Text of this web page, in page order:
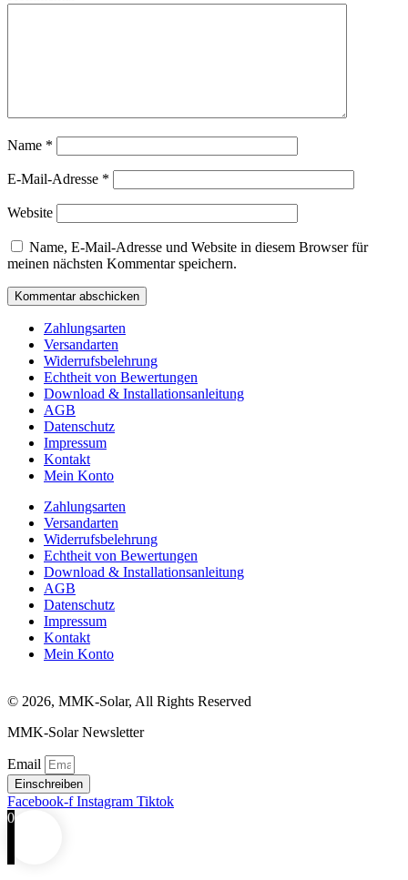
Name *
E-Mail-Adresse *
Website
Name, E-Mail-Adresse und Website in diesem Browser für
meinen nächsten Kommentar speichern.
Zahlungsarten
Versandarten
Widerrufsbelehrung
Echtheit von Bewertungen
Download & Installationsanleitung
AGB
Datenschutz
Impressum
Kontakt
Mein Konto
Zahlungsarten
Versandarten
Widerrufsbelehrung
Echtheit von Bewertungen
Download & Installationsanleitung
AGB
Datenschutz
Impressum
Kontakt
Mein Konto
© 2026, MMK-Solar, All Rights Reserved
MMK-Solar Newsletter
Email
Einschreiben
Facebook-f Instagram Tiktok
0